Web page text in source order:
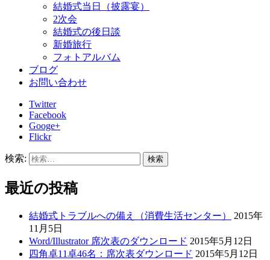
結婚式当日（披露宴）
2次会
結婚式の後日談
新婚旅行
フォトアルバム
ブログ
お問い合わせ
Twitter
Facebook
Googe+
Flickr
検索:
最近の投稿
結婚式トラブルへの備え（消費生活センター）
2015年
11月5日
Word/Illustrator 席次表のダウンロード 2015年5月12日
四角卓11卓46名：席次表ダウンロード 2015年5月12日